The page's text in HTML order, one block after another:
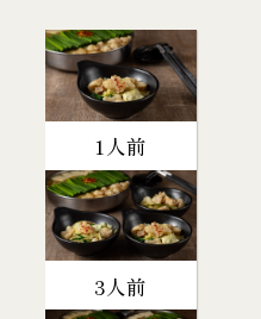
1人前
3人前